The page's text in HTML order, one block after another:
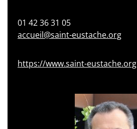
01 42 36 31 05
accueil@saint-eustache.org
https://www.saint-eustache.org